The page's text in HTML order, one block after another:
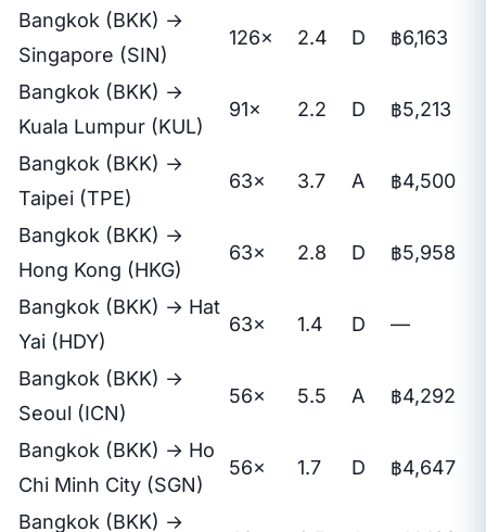
Bangkok (BKK) →
Singapore (SIN)
126× 2.4 D ฿6,163
Bangkok (BKK) →
Kuala Lumpur (KUL)
91× 2.2 D ฿5,213
Bangkok (BKK) →
Taipei (TPE)
63× 3.7 A ฿4,500
Bangkok (BKK) →
Hong Kong (HKG)
63× 2.8 D ฿5,958
Bangkok (BKK) → Hat
Yai (HDY)
63× 1.4 D —
Bangkok (BKK) →
Seoul (ICN)
56× 5.5 A ฿4,292
Bangkok (BKK) → Ho
Chi Minh City (SGN)
56× 1.7 D ฿4,647
Bangkok (BKK) →